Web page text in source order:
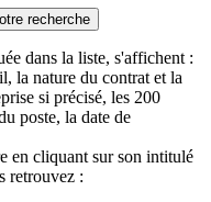
recherche
dans la liste, s'affichent :
la nature du contrat et la
si précisé, les 200
poste, la date de
en cliquant sur son intitulé
retrouvez :